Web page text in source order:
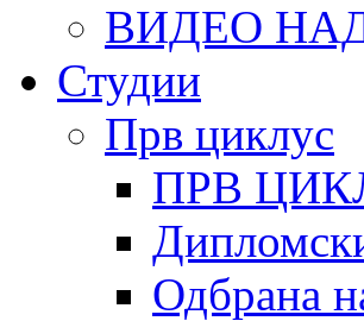
ВИДЕО
Студии
Прв циклус
ПРВ
Одбрана